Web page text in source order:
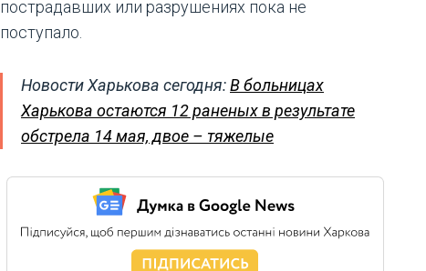
пострадавших или разрушениях пока не
поступало.
Новости Харькова сегодня:В больницах
Харькова остаются 12 раненых в результате
обстрела 14 мая, двое – тяжелые